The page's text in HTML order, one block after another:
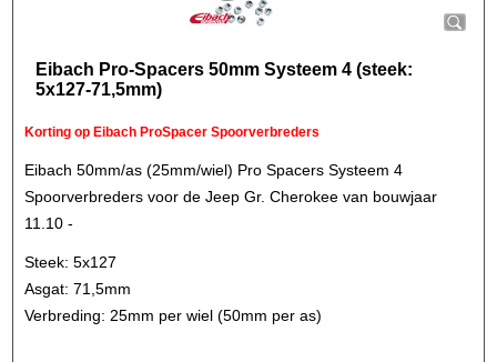
Eibach Pro-Spacers 50mm Systeem 4 (steek:
5x127-71,5mm)
Korting op Eibach ProSpacer Spoorverbreders
Eibach 50mm/as (25mm/wiel) Pro Spacers Systeem 4
Spoorverbreders voor de Jeep Gr. Cherokee van bouwjaar
11.10 -
Steek: 5x127
Asgat: 71,5mm
Verbreding: 25mm per wiel (50mm per as)